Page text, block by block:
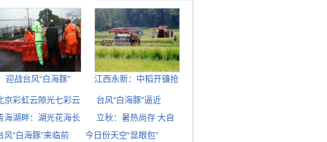
迎战台风“白海豚” 江西永新：中稻开镰抢
京彩虹云隙光七彩云
台风“白海豚”逼近
海湖畔：湖光花海长
立秋：暑热尚存 大自
风“白海豚”来临前
今日份天空“显眼包”